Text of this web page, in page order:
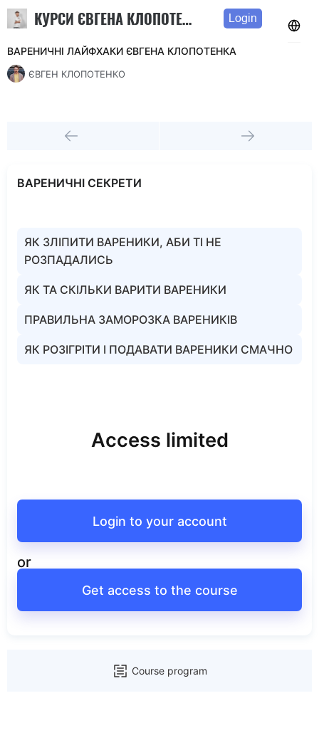
КУРСИ ЄВГЕНА КЛОПОТЕНКА Login
ВАРЕНИЧНІ ЛАЙФХАКИ ЄВГЕНА КЛОПОТЕНКА
ЄВГЕН КЛОПОТЕНКО
ВАРЕНИЧНІ СЕКРЕТИ
ЯК ЗЛІПИТИ ВАРЕНИКИ, АБИ ТІ НЕ
РОЗПАДАЛИСЬ
ЯК ТА СКІЛЬКИ ВАРИТИ ВАРЕНИКИ
ПРАВИЛЬНА ЗАМОРОЗКА ВАРЕНИКІВ
ЯК РОЗІГРІТИ І ПОДАВАТИ ВАРЕНИКИ СМАЧНО
Access limited
Login to your account
or
Get access to the course
Course program